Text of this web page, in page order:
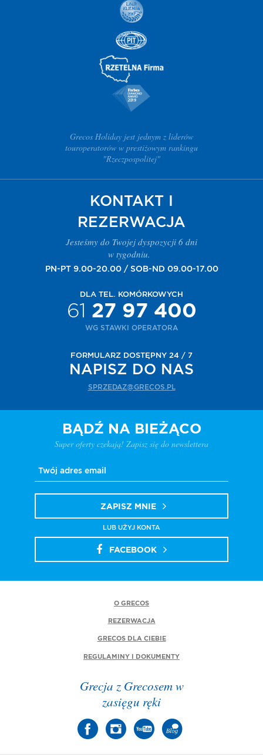
Grecos Holiday jest jednym z liderów
touroperatorów w prestiżowym rankingu
"Rzeczpospolitej"
KONTAKT I
REZERWACJA
Jesteśmy do Twojej dyspozycji 6 dni
w tygodniu.
PN-PT 9.00-20.00 / SOB-ND 09.00-17.00
DLA TEL. KOMÓRKOWYCH
61 27 97 400
WG STAWKI OPERATORA
FORMULARZ DOSTĘPNY 24 / 7
NAPISZ DO NAS
SPRZEDAZ@GRECOS.PL
BĄDŹ NA BIEŻĄCO
Super oferty czekają! Zapisz się do newslettera
ZAPISZ MNIE
LUB UŻYJ KONTA
FACEBOOK
O GRECOS
REZERWACJA
GRECOS DLA CIEBIE
REGULAMINY I DOKUMENTY
Grecja z Grecosem w
zasięgu ręki